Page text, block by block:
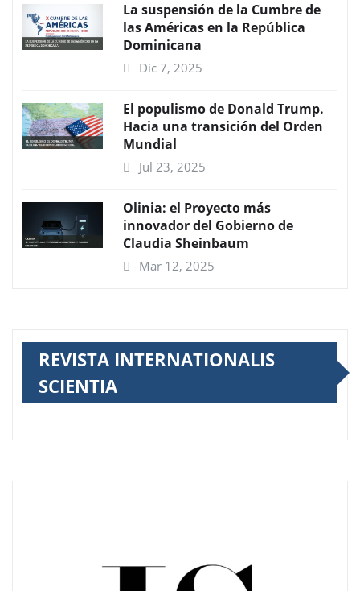
La suspensión de la Cumbre de
las Américas en la República
Dominicana
Dic 7, 2025
El populismo de Donald Trump.
Hacia una transición del Orden
Mundial
Jul 23, 2025
Olinia: el Proyecto más
innovador del Gobierno de
Claudia Sheinbaum
Mar 12, 2025
REVISTA INTERNATIONALIS
SCIENTIA